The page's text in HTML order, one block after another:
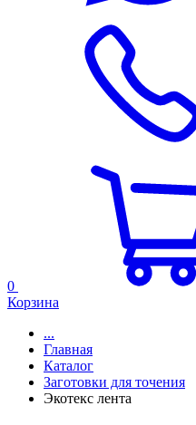
0
Корзина
...
Главная
Каталог
Заготовки для точения
Экотекс лента